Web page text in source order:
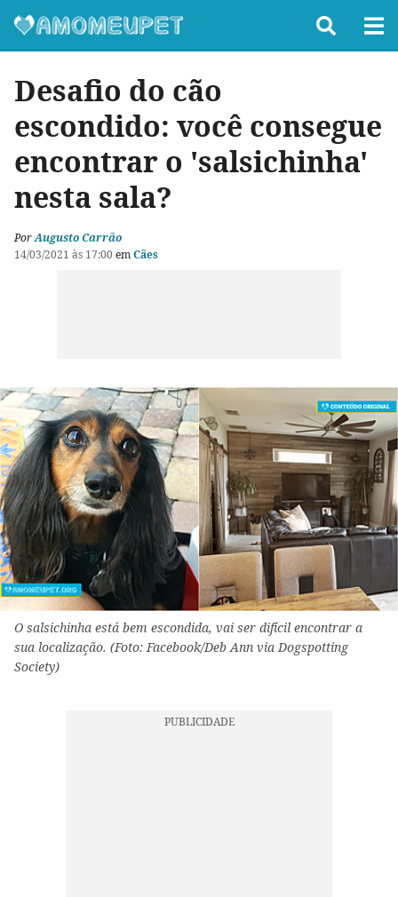
Desafio do cão
escondido: você consegue
encontrar o 'salsichinha'
nesta sala?
PorAugusto Carrão
14/03/2021 às 17:00 emCães
O salsichinha está bem escondida, vai ser difícil encontrar a
sua localização. (Foto: Facebook/Deb Ann via Dogspotting
Society)